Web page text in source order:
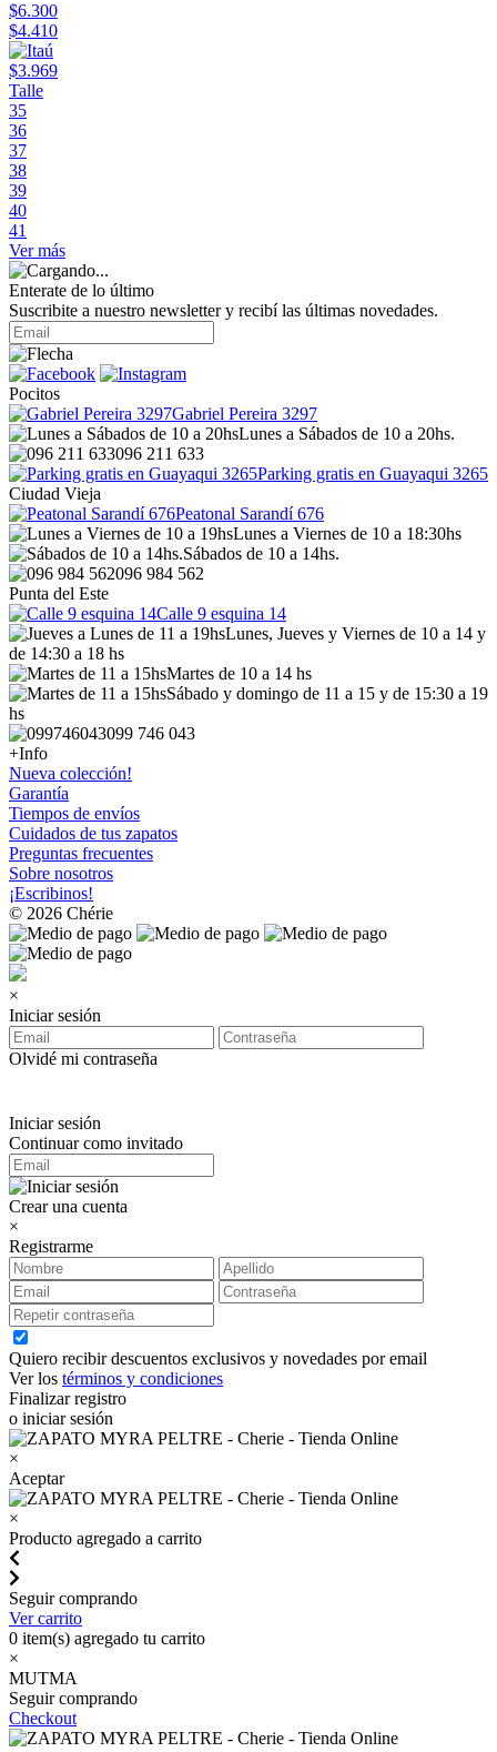
$6.300
$4.410
$3.969
Talle
35
36
37
38
39
40
41
Ver más
Enterate de lo último
Suscribite a nuestro newsletter y recibí las últimas novedades.
Pocitos
Gabriel Pereira 3297
Lunes a Sábados de 10 a 20hs.
096 211 633
Parking gratis en Guayaqui 3265
Ciudad Vieja
Peatonal Sarandí 676
Lunes a Viernes de 10 a 18:30hs
Sábados de 10 a 14hs.
096 984 562
Punta del Este
Calle 9 esquina 14
Lunes, Jueves y Viernes de 10 a 14 y
de 14:30 a 18 hs
Martes de 10 a 14 hs
Sábado y domingo de 11 a 15 y de 15:30 a 19
hs
099 746 043
+Info
Nueva colección!
Garantía
Tiempos de envíos
Cuidados de tus zapatos
Preguntas frecuentes
Sobre nosotros
¡Escribinos!
© 2026 Chérie
×
Iniciar sesión
Olvidé mi contraseña
Iniciar sesión
Continuar como invitado
Crear una cuenta
×
Registrarme
Quiero recibir descuentos exclusivos y novedades por email
Ver los términos y condiciones
Finalizar registro
o iniciar sesión
×
Aceptar
×
Producto agregado a carrito
Seguir comprando
Ver carrito
0 item(s) agregado tu carrito
×
MUTMA
Seguir comprando
Checkout